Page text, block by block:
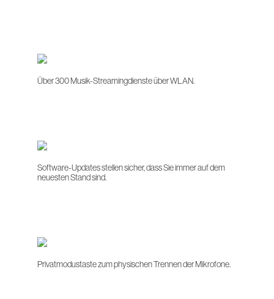
Über 300 Musik-Streamingdienste über WLAN.
Software-Updates stellen sicher, dass Sie immer auf dem
neuesten Stand sind.
Privatmodustaste zum physischen Trennen der Mikrofone.